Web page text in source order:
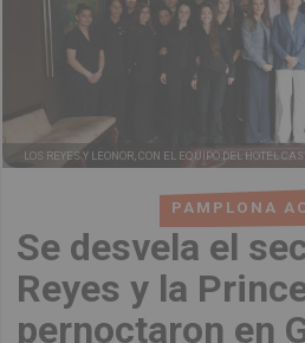
PAMPLONA
Se desvela el
Reyes y la
pernoctaron en
LOS REYES Y LEONOR, CON EL EQUIPO DEL HOTEL